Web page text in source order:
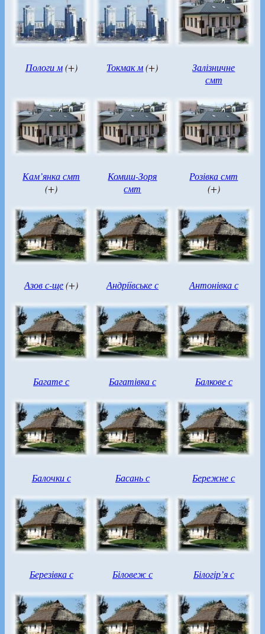
Пологи м(+) Токмак м(+)
Залізничне
смт
Кам’янка смт
(+)
Комиш-Зоря
смт
Розівка смт
(+)
Азов с-ще(+) Андріївське с Антонівка с
Багате с Багатівка с Балкове с
Балочки с Басань с Бережне с
Березівка с Біловеж с Білогір’я с